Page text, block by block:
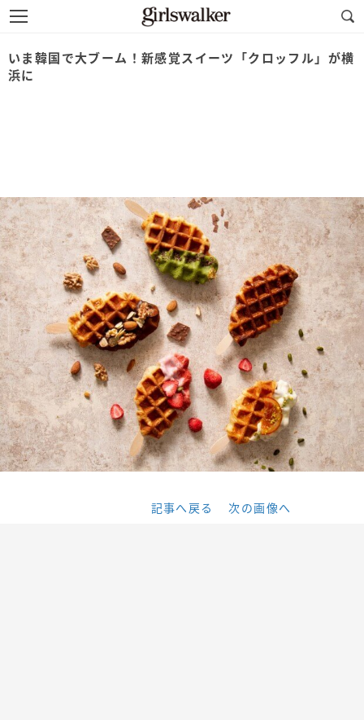
いま韓国で大ブーム！新感覚スイーツ「クロッフル」が横
浜に
記事へ戻る 次の画像へ